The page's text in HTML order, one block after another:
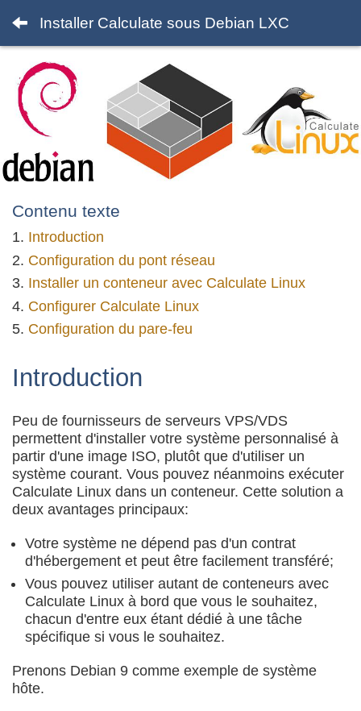
Installer Calculate sous Debian LXC
Contenu texte
Introduction
Configuration du pont réseau
Installer un conteneur avec Calculate Linux
Configurer Calculate Linux
Configuration du pare-feu
Introduction
Peu de fournisseurs de serveurs VPS/VDS
permettent d'installer votre système personnalisé à
partir d'une image ISO, plutôt que d'utiliser un
système courant. Vous pouvez néanmoins exécuter
Calculate Linux dans un conteneur. Cette solution a
deux avantages principaux:
Votre système ne dépend pas d'un contrat
d'hébergement et peut être facilement transféré;
Vous pouvez utiliser autant de conteneurs avec
Calculate Linux à bord que vous le souhaitez,
chacun d'entre eux étant dédié à une tâche
spécifique si vous le souhaitez.
Prenons Debian 9 comme exemple de système
hôte.